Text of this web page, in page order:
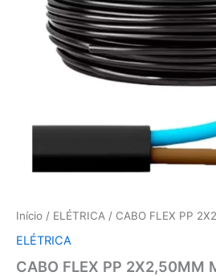
Início / ELÉTRICA / CABO FLEX PP
ELÉTRICA
CABO FLEX PP 2X2,50MM
2X2,50MM
quantidade